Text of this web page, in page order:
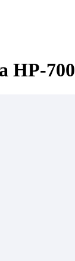
HP-700